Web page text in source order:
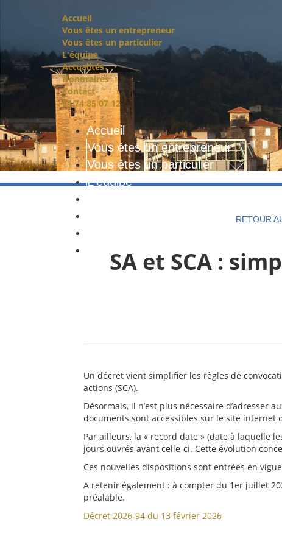
Accueil
Vous êtes un entrepreneur
Vous êtes un particulier
L'équipe
Actualités
Honoraires
Contact
04 74 85 07 12
Accueil
Vous êtes un entrepreneur
Vous êtes un particulier
L'équipe
RETOUR
SA et SCA :
Un décret vient simplifier les règles de
actions (SCA).
Désormais, il n’est plus nécessaire d’adresser
documents sont accessibles sur le site internet
Par ailleurs, la « record date » (date à laquelle
jours ouvrés avant celle-ci. Cette évolution
Ces nouvelles dispositions sont entrées en
A retenir également : à compter du 1er juillet
préalable.
Décret 2026-94 du 13 février 2026